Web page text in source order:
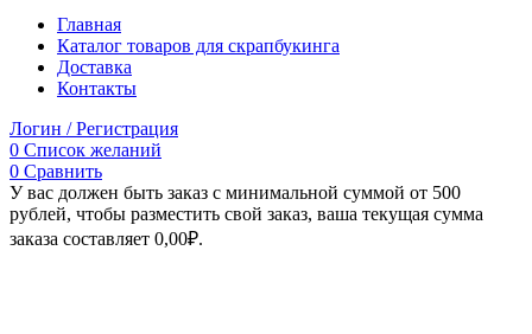
Главная
Каталог товаров для скрапбукинга
Доставка
Контакты
Логин / Регистрация
0 Список желаний
0 Сравнить
У вас должен быть заказ с минимальной суммой от 500
рублей, чтобы разместить свой заказ, ваша текущая сумма
заказа составляет 0,00₽.